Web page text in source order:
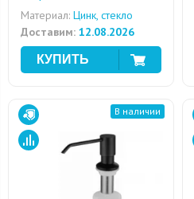
Материал: Цинк, стекло
Доставим: 12.08.2026
В наличии